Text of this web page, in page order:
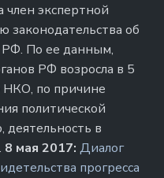
член экспертной
законодательства об
По ее данным,
РФ возросла в 5
НКО, по причине
политической
деятельность в
8 мая 2017: Диалог
прогресса